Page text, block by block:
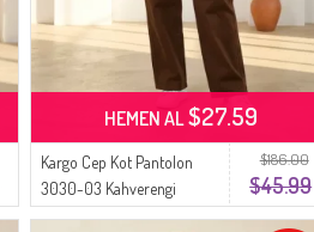
$186.00
$45.99
Kargo Cep Kot Pantolon
3030-03 Kahverengi
HEMEN AL$27.59